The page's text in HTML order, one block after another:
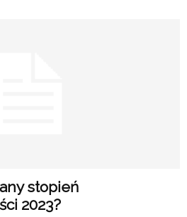
stopień
2023?